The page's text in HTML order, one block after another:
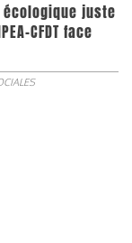
juste
CFDT face